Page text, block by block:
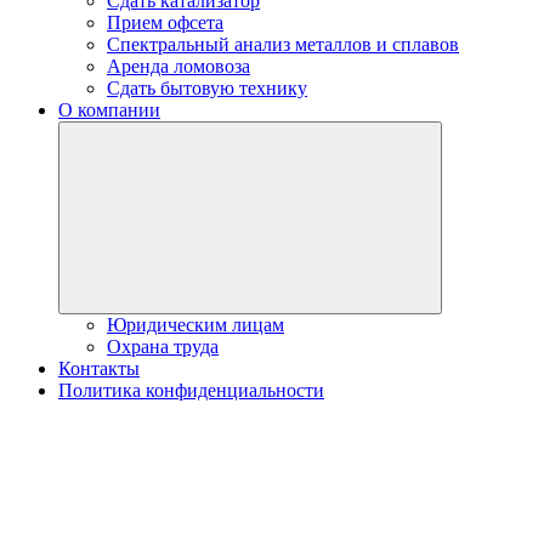
Прием офсета
Спектральный анализ металлов и сплавов
Аренда ломовоза
Сдать бытовую технику
О компании
Юридическим лицам
Охрана труда
Контакты
Политика конфиденциальности